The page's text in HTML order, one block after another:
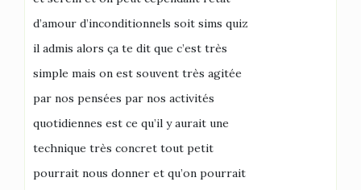
d’amour d’inconditionnels soit sims quiz
il admis alors ça te dit que c’est très
simple mais on est souvent très agitée
par nos pensées par nos activités
quotidiennes est ce qu’il y aurait une
technique très concret tout petit
pourrait nous donner et qu’on pourrait